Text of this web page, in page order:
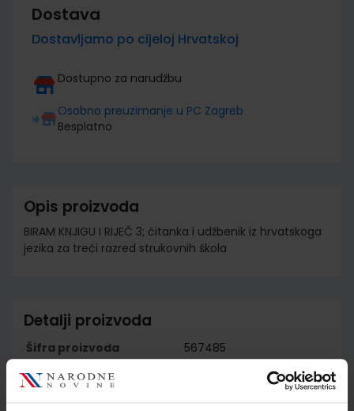
Dostava
Dostavljamo po cijeloj Hrvatskoj
Dostupno za narudžbu
Osobno preuzimanje u PC Zagreb
Besplatno
Opis proizvoda
BIRAM KNJIGU I RIJEČ 3; čitanka i udžbenik iz hrvatskoga
jezika za treći razred strukovnih škola
Detalji proizvoda
Šifra proizvoda
567485
Nakladnik